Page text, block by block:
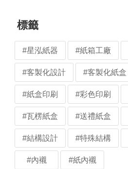
標籤
#星泓紙器 #紙箱工廠
#客製化設計 #客製化紙盒
#紙盒印刷 #彩色印刷
#瓦楞紙盒 #送禮紙盒
#結構設計 #特殊結構
#內襯 #紙內襯